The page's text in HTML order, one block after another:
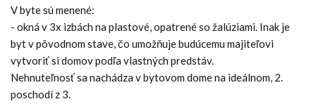
V byte sú menené:
- okná v 3x izbách na plastové, opatrené so žalúziami. Inak je
byt v pôvodnom stave, čo umožňuje budúcemu majiteľovi
vytvoriť si domov podľa vlastných predstáv.
Nehnuteľnosť sa nachádza v bytovom dome na ideálnom, 2.
poschodí z 3.